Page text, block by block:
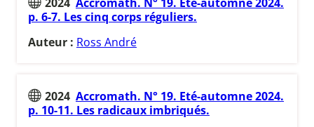
p. 6-7. Les cinq corps réguliers.
Auteur : Ross André
2024 Accromath. N° 19. Eté-automne 2024.
p. 10-11. Les radicaux imbriqués.